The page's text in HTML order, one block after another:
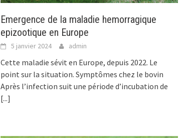
Emergence de la maladie hemorragique
epizootique en Europe
5 janvier 2024 admin
Cette maladie sévit en Europe, depuis 2022. Le
point sur la situation. Symptômes chez le bovin
Après l’infection suit une période d’incubation de
[...]